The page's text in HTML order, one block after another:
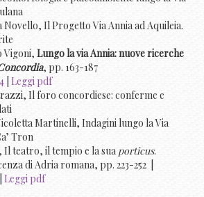
Il Progetto Via Annia ad Aquileia.
Vigoni, Lungo la via Annia: nuove ricerche
, pp. 163-187
Leggi pdf
Il foro concordiese: conferme e
Martinelli, Indagini lungo la Via
Tron
teatro, il tempio e la sua porticus.
di Adria romana, pp. 223-252 |
Leggi pdf